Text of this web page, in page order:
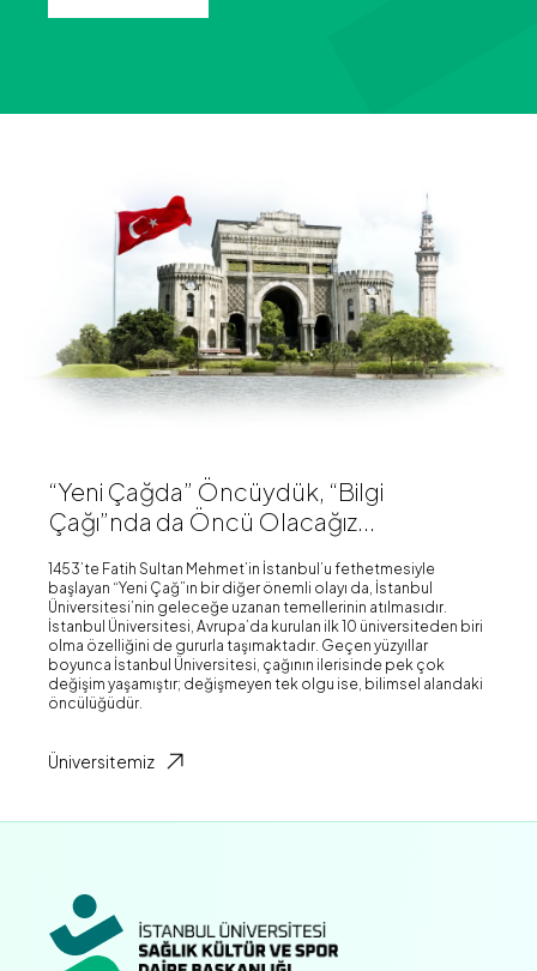
“Yeni Çağda” Öncüydük, “Bilgi
Çağı”nda da Öncü Olacağız...
1453’te Fatih Sultan Mehmet’in İstanbul’u fethetmesiyle
başlayan “Yeni Çağ”ın bir diğer önemli olayı da, İstanbul
Üniversitesi’nin geleceğe uzanan temellerinin atılmasıdır.
İstanbul Üniversitesi, Avrupa’da kurulan ilk 10 üniversiteden biri
olma özelliğini de gururla taşımaktadır. Geçen yüzyıllar
boyunca İstanbul Üniversitesi, çağının ilerisinde pek çok
değişim yaşamıştır; değişmeyen tek olgu ise, bilimsel alandaki
öncülüğüdür.
Üniversitemiz